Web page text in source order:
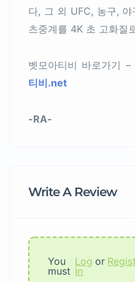
다, 그 외 UFC, 농구,
츠중계를 4K 초 고화질
벳모아티비 바로가기 –
티비.net
-RA-
Write A Review
You
must
Log
In
or